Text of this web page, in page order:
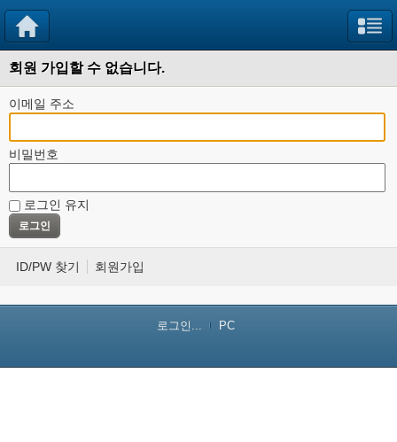
회원 가입할 수 없습니다.
이메일 주소
비밀번호
로그인 유지
ID/PW 찾기 회원가입
로그인... PC